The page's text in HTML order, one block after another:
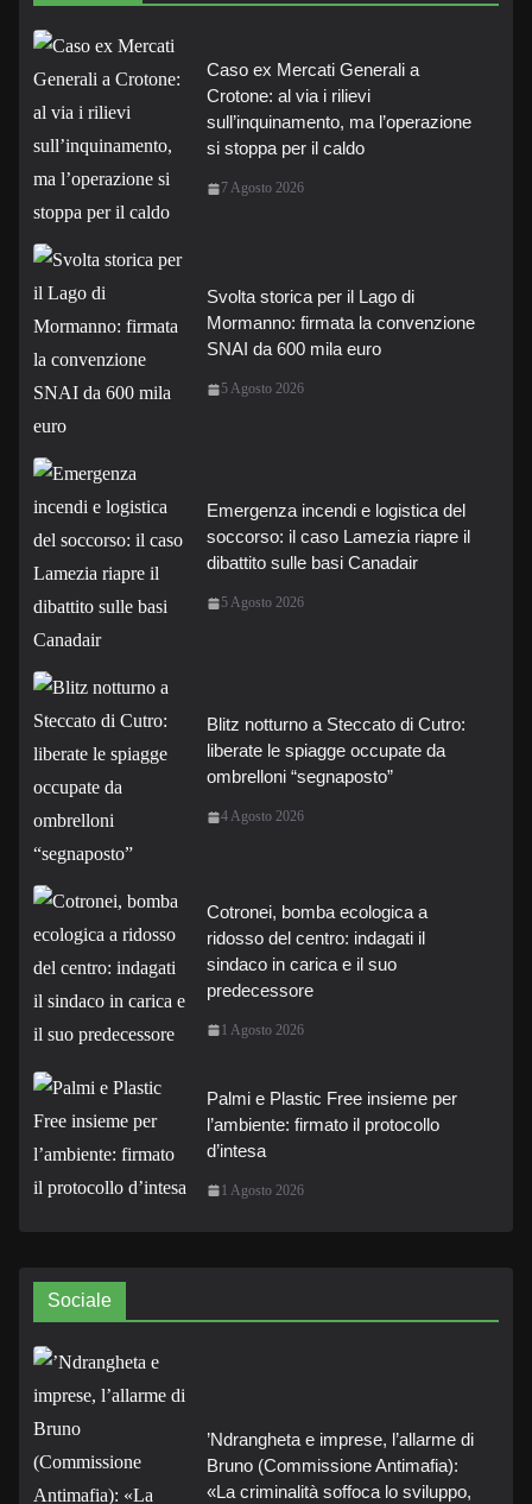
Caso ex Mercati Generali a
Crotone: al via i rilievi
sull’inquinamento, ma l’operazione
si stoppa per il caldo
7 Agosto 2026
Svolta storica per il Lago di
Mormanno: firmata la convenzione
SNAI da 600 mila euro
5 Agosto 2026
Emergenza incendi e logistica del
soccorso: il caso Lamezia riapre il
dibattito sulle basi Canadair
5 Agosto 2026
Blitz notturno a Steccato di Cutro:
liberate le spiagge occupate da
ombrelloni “segnaposto”
4 Agosto 2026
Cotronei, bomba ecologica a
ridosso del centro: indagati il
sindaco in carica e il suo
predecessore
1 Agosto 2026
Palmi e Plastic Free insieme per
l’ambiente: firmato il protocollo
d’intesa
1 Agosto 2026
Sociale
’Ndrangheta e imprese, l’allarme di
Bruno (Commissione Antimafia):
«La criminalità soffoca lo sviluppo,